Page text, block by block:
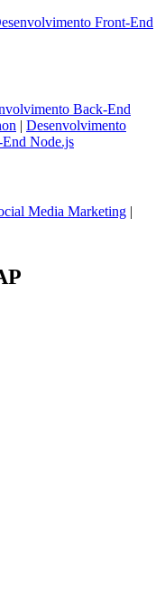
Front-End
Back-End
| Desenvolvimento
Node.js
Media Marketing |